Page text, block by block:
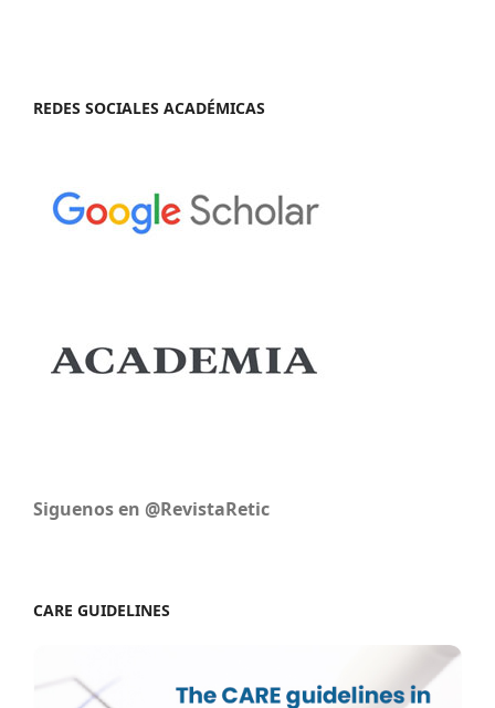
REDES SOCIALES ACADÉMICAS
Siguenos en @RevistaRetic
CARE GUIDELINES